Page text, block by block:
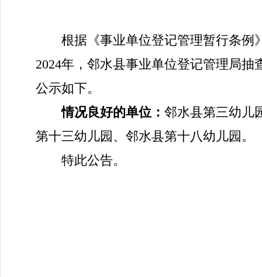
根据《事业单位登记管理暂行条例
2024年 ， 邻水县事业单位登记管理局抽
公示如下。
情况良好的单位 ： 邻水县第三幼儿
第十三幼儿园 、 邻水县第十八幼儿园 。
特此公告。